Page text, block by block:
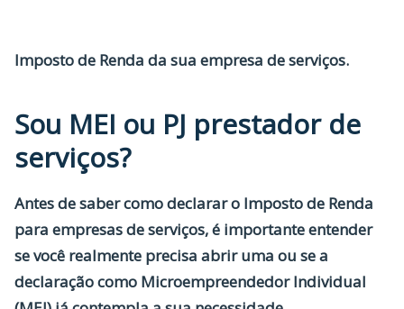
Imposto de Renda da sua empresa de serviços.
Sou MEI ou PJ prestador de
serviços?
Antes de saber como declarar o Imposto de Renda
para empresas de serviços, é importante entender
se você realmente precisa abrir uma ou se a
declaração como Microempreendedor Individual